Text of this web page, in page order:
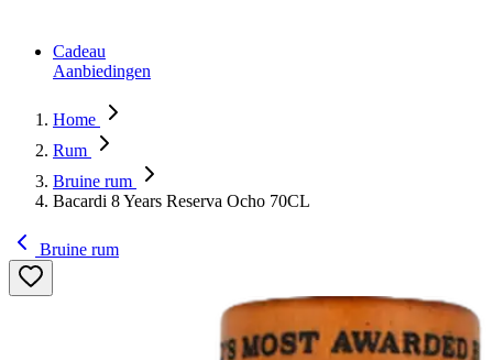
Cadeau
Aanbiedingen
Home
Rum
Bruine rum
Bacardi 8 Years Reserva Ocho 70CL
Bruine rum